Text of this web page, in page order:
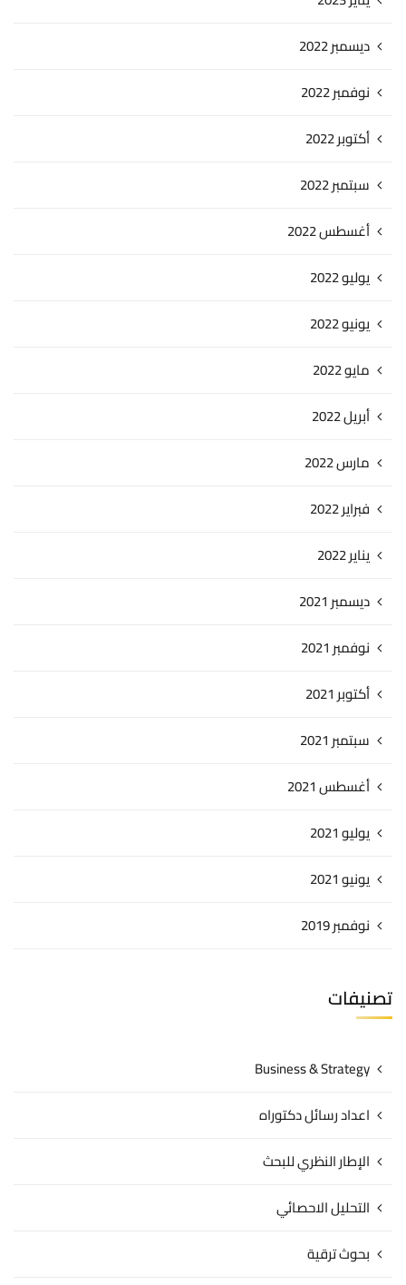
ديسمبر 2022
نوفمبر 2022
أكتوبر 2022
سبتمبر 2022
أغسطس 2022
يوليو 2022
يونيو 2022
مايو 2022
أبريل 2022
مارس 2022
فبراير 2022
يناير 2022
ديسمبر 2021
نوفمبر 2021
أكتوبر 2021
سبتمبر 2021
أغسطس 2021
يوليو 2021
يونيو 2021
نوفمبر 2019
تصنيفات
Business & Strategy
اعداد رسائل دكتوراه
الإطار النظري للبحث
التحليل الاحصائي
بحوث ترقية